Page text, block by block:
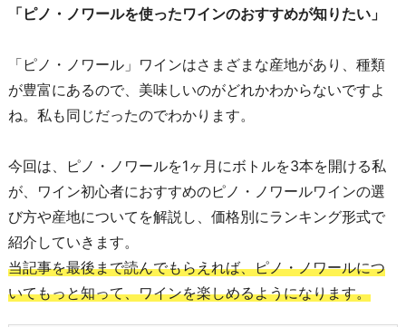
「ピノ・ノワールを使ったワインのおすすめが知りたい」
「ピノ・ノワール」ワインはさまざまな産地があり、種類
が豊富にあるので、美味しいのがどれかわからないですよ
ね。私も同じだったのでわかります。
今回は、ピノ・ノワールを1ヶ月にボトルを3本を開ける私
が、ワイン初心者におすすめのピノ・ノワールワインの選
び方や産地についてを解説し、価格別にランキング形式で
紹介していきます。
当記事を最後まで読んでもらえれば、ピノ・ノワールにつ
いてもっと知って、ワインを楽しめるようになります。